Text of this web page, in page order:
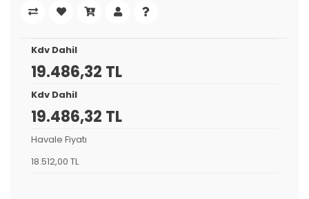
Kdv Dahil
19.486,32 TL
Kdv Dahil
19.486,32 TL
Havale Fiyatı
18.512,00 TL